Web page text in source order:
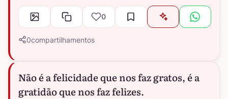
0
0compartilhamentos
Não é a felicidade que nos faz gratos, é a
gratidão que nos faz felizes.